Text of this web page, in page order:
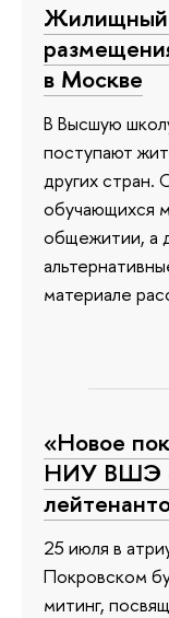
Жилищный
в Москве
В Высшую
поступают
других стран.
обучающихся
общежитии, а
материале
«Новое
НИУ ВШЭ
25 июля в
Покровском
митинг,